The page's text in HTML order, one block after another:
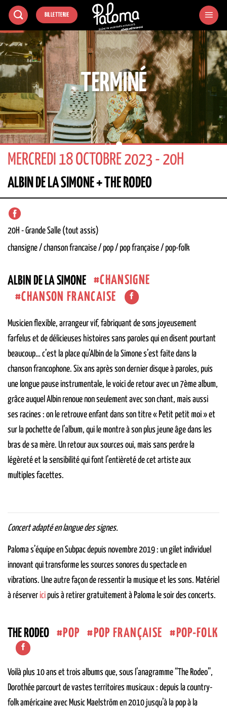
Passer
contenu
BILLETTERIE
TERMINÉ
MERCREDI 18 OCTOBRE 2023 - 20H
ALBIN DE LA SIMONE + THE RODEO
20H -Grande Salle (tout assis)
chansigne / chanson francaise / pop / pop française / pop-folk
ALBIN DE LA SIMONE
CHANSIGNE
CHANSON FRANCAISE
Musicien flexible, arrangeur vif, fabriquant de sons joyeusement
farfelus et de délicieuses histoires sans paroles qui en disent pourtant
beaucoup… c’est la place qu’Albin de la Simone s’est faite dans la
chanson francophone. Six ans après son dernier disque à paroles, puis
une longue pause instrumentale, le voici de retour avec un 7ème album,
grâce auquel Albin renoue non seulement avec son chant, mais aussi
ses racines : on le retrouve enfant dans son titre « Petit petit moi » et
sur la pochette de l’album, qui le montre à son plus jeune âge dans les
bras de sa mère. Un retour aux sources oui, mais sans perdre la
légèreté et la sensibilité qui font l’entièreté de cet artiste aux
multiples facettes.
Concert adapté en langue des signes.
Paloma s’équipe en Subpac depuis novembre 2019 : un gilet individuel
innovant qui transforme les sources sonores du spectacle en
vibrations. Une autre façon de ressentir la musique et les sons. Matériel
à réserver icipuis à retirer gratuitement à Paloma le soir des concerts.
THE RODEO POP POP FRANÇAISE POP-FOLK
Voilà plus 10 ans et trois albums que, sous l’anagramme “The Rodeo”,
Dorothée parcourt de vastes territoires musicaux : depuis la country-
folk américaine avec Music Maelström en 2010 jusqu’à la pop à la